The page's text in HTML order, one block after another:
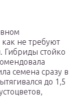
не требуют
Гибриды стойко
семена сразу в
до 1,5